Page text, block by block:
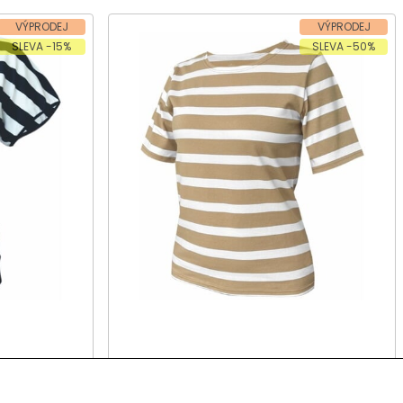
VÝPRODEJ
SLEVA -15%
VÝPRODEJ
SLEVA -50%